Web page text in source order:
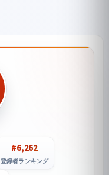
#6,262
登録者ランキング